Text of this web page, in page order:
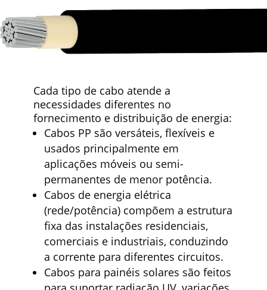
Cada tipo de cabo atende a
necessidades diferentes no
fornecimento e distribuição de energia:
Cabos PP são versáteis, flexíveis e
usados principalmente em
aplicações móveis ou semi-
permanentes de menor potência.
Cabos de energia elétrica
(rede/potência) compõem a estrutura
fixa das instalações residenciais,
comerciais e industriais, conduzindo
a corrente para diferentes circuitos.
Cabos para painéis solares são feitos